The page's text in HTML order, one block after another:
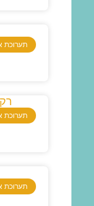
תערוכת
תערוכת
תערוכת